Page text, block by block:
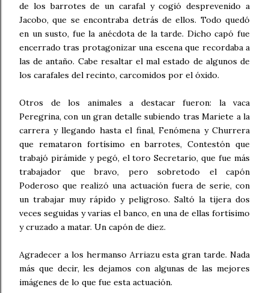
de los barrotes de un carafal y cogió desprevenido a
Jacobo, que se encontraba detrás de ellos. Todo quedó
en un susto, fue la anécdota de la tarde. Dicho capó fue
encerrado tras protagonizar una escena que recordaba a
las de antaño. Cabe resaltar el mal estado de algunos de
los carafales del recinto, carcomidos por el óxido.
Otros de los animales a destacar fueron: la vaca
Peregrina, con un gran detalle subiendo tras Mariete a la
carrera y llegando hasta el final, Fenómena y Churrera
que remataron fortísimo en barrotes, Contestón que
trabajó pirámide y pegó, el toro Secretario, que fue más
trabajador que bravo, pero sobretodo el capón
Poderoso que realizó una actuación fuera de serie, con
un trabajar muy rápido y peligroso. Saltó la tijera dos
veces seguidas y varias el banco, en una de ellas fortísimo
y cruzado a matar. Un capón de diez.
Agradecer a los hermanso Arriazu esta gran tarde. Nada
más que decir, les dejamos con algunas de las mejores
imágenes de lo que fue esta actuación.